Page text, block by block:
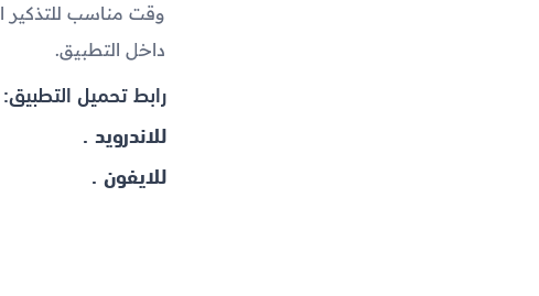
وقت مناسب للتذكير
داخل التطبيق.
رابط تحميل التطبيق:
للاندرويد .
للايفون .